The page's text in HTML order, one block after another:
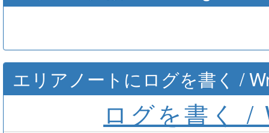
エリアノートにログを書く /
ログを書く